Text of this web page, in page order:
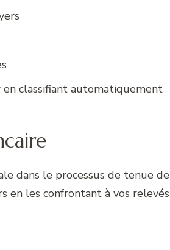
classifiant automatiquement
dans le processus de tenue de
en les confrontant à vos relevés